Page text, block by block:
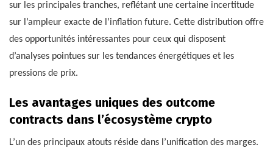
sur les principales tranches, reflétant une certaine incertitude
sur l’ampleur exacte de l’inflation future. Cette distribution offre
des opportunités intéressantes pour ceux qui disposent
d’analyses pointues sur les tendances énergétiques et les
pressions de prix.
Les avantages uniques des outcome
contracts dans l’écosystème crypto
L’un des principaux atouts réside dans l’unification des marges.